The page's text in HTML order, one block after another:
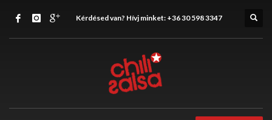
Kérdésed van? Hívj minket: +36 30 598 3347